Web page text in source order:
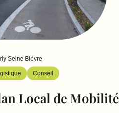
Seine Bièvre
Conseil
Local de Mobilité